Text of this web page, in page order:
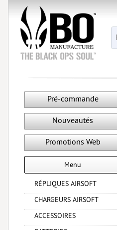
Pré-commande
Nouveautés
Promotions Web
Menu
RÉPLIQUES AIRSOFT
CHARGEURS AIRSOFT
ACCESSOIRES